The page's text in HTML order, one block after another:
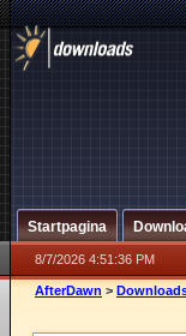
Startpagina
8/7/2026 4:51:36 PM
AfterDawn >